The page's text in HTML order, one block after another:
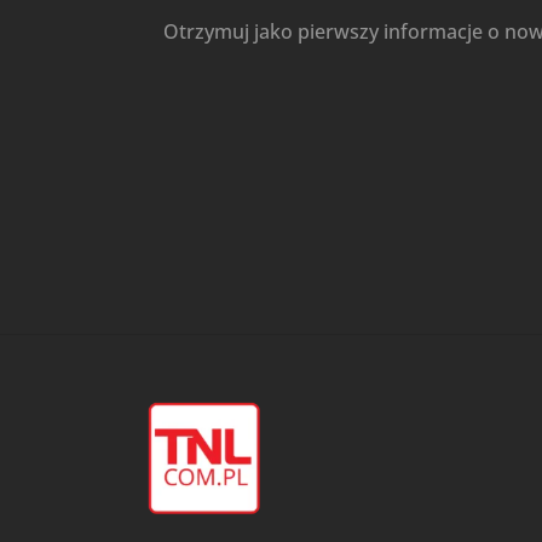
Otrzymuj jako pierwszy informacje o